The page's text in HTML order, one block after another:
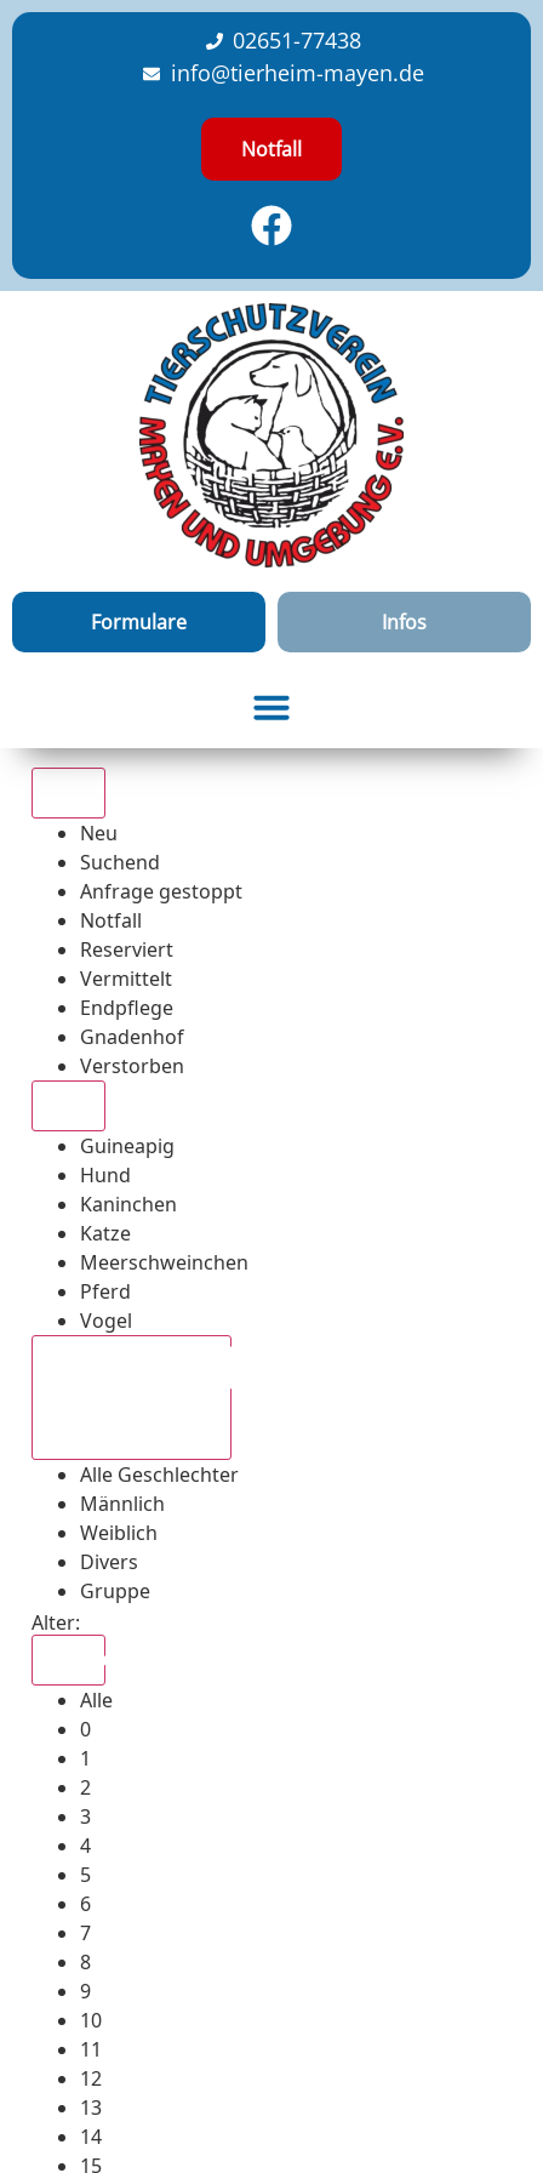
content
02651-77438
info@tierheim-mayen.de
Notfall
Formulare Infos
Neu
Suchend
Anfrage gestoppt
Notfall
Reserviert
Vermittelt
Endpflege
Gnadenhof
Verstorben
Guineapig
Hund
Kaninchen
Katze
Meerschweinchen
Pferd
Vogel
Alle Geschlechter
Männlich
Weiblich
Divers
Gruppe
Alter:
Alle
0
1
2
3
4
5
6
7
8
9
10
11
12
13
14
15